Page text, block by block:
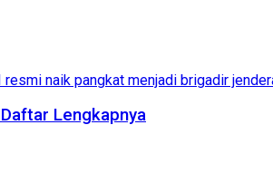
Lengkapnya